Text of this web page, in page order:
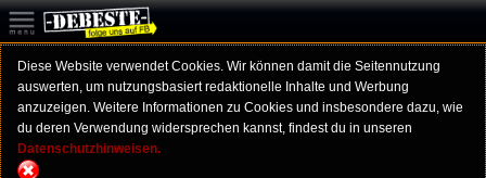
Diese Website verwendet Cookies. Wir können damit die Seitennutzung
auswerten, um nutzungsbasiert redaktionelle Inhalte und Werbung
anzuzeigen. Weitere Informationen zu Cookies und insbesondere dazu, wie
du deren Verwendung widersprechen kannst, findest du in unseren
Datenschutzhinweisen.